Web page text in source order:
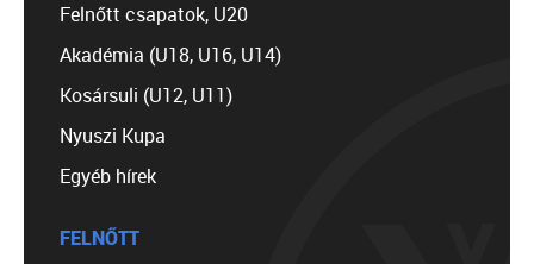
Felnőtt csapatok, U20
Akadémia (U18, U16, U14)
Kosársuli (U12, U11)
Nyuszi Kupa
Egyéb hírek
FELNŐTT